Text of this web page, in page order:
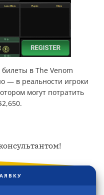
в The Venom
— в реальности игроки
могут потратить